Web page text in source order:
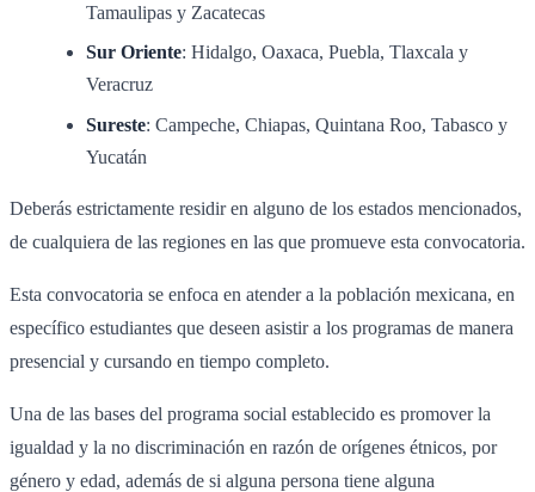
Tamaulipas y Zacatecas
Sur Oriente: Hidalgo, Oaxaca, Puebla, Tlaxcala y
Veracruz
Sureste: Campeche, Chiapas, Quintana Roo, Tabasco y
Yucatán
Deberás estrictamente residir en alguno de los estados mencionados,
de cualquiera de las regiones en las que promueve esta convocatoria.
Esta convocatoria se enfoca en atender a la población mexicana, en
específico estudiantes que deseen asistir a los programas de manera
presencial y cursando en tiempo completo.
Una de las bases del programa social establecido es promover la
igualdad y la no discriminación en razón de orígenes étnicos, por
género y edad, además de si alguna persona tiene alguna